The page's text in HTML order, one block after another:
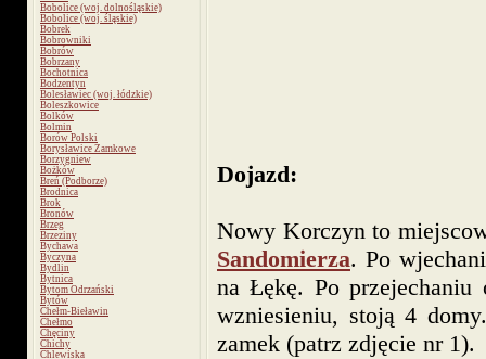
Bobolice (woj. dolnośląskie)
Bobolice (woj. śląskie)
Bobrek
Bobrowniki
Bobrów
Bobrzany
Bochotnica
Bodzentyn
Bolesławiec (woj. łódzkie)
Boleszkowice
Bolków
Bolmin
Borów Polski
Borysławice Zamkowe
Borzygniew
Bożków
Breń (Podborze)
Brodnica
Brok
Bronów
Brzeg
Brzeziny
Bychawa
Byczyna
Bydlin
Bytnica
Bytom Odrzański
Bytów
Chełm-Bieławin
Chełmo
Chęciny
Chichy
Chlewiska
Dojazd:
Nowy Korczyn to
Sandomierza. Po
na Łękę. Po przejechaniu
wzniesieniu, stoją 4
zamek (patrz zdjęcie nr 1).